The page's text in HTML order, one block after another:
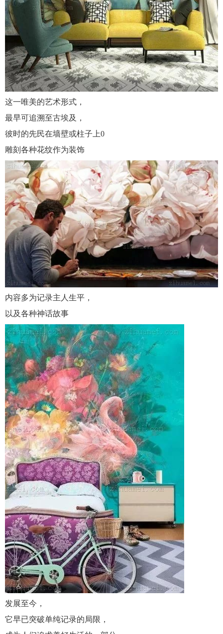
这一唯美的艺术形式，
最早可追溯至古埃及，
彼时的先民在墙壁或柱子上0
雕刻各种花纹作为装饰
内容多为记录主人生平，
以及各种神话故事
发展至今，
它早已突破单纯记录的局限，